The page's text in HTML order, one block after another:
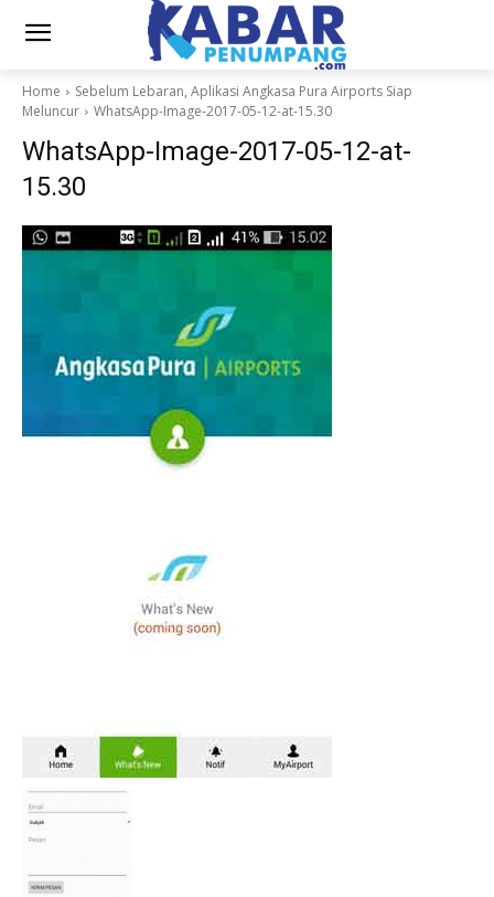
Home
Sebelum Lebaran, Aplikasi Angkasa Pura Airports Siap
Meluncur
WhatsApp-Image-2017-05-12-at-15.30
WhatsApp-Image-2017-05-12-at-
15.30